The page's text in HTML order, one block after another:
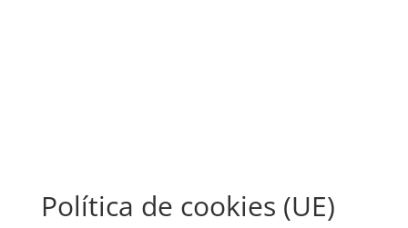
Política de cookies (UE)